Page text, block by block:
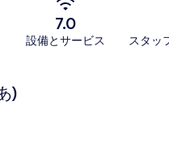
7.0
設備とサービス スタッ
)